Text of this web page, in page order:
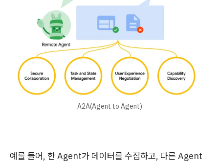
A2A(Agent to Agent)
예를 들어, 한 Agent가 데이터를 수집하고, 다른 Agent